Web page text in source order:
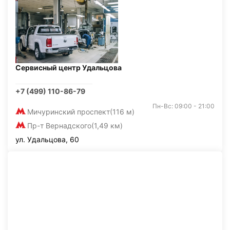
Сервисный центр Удальцова
+7 (499) 110-86-79
Мичуринский проспект(116 м)
Пр-т Вернадского(1,49 км)
Пн-Вс: 09:00 - 21:00
ул. Удальцова, 60